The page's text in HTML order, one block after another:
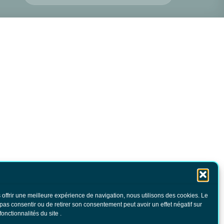
offrir une meilleure expérience de navigation, nous utilisons des cookies. Le
consentir ou de retirer son consentement peut avoir un effet négatif sur
du site .